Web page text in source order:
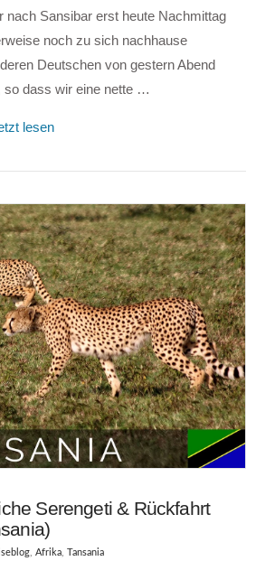
VIEW POST
nach Sansibar erst heute Nachmittag
noch zu sich nachhause
Deutschen von gestern Abend
so dass wir eine nette …
lesen
Serengeti & Rückfahrt
,Afrika, Tansania